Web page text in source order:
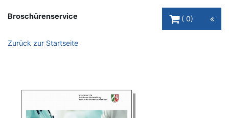
Broschürenservice
0
Zurück zur Startseite